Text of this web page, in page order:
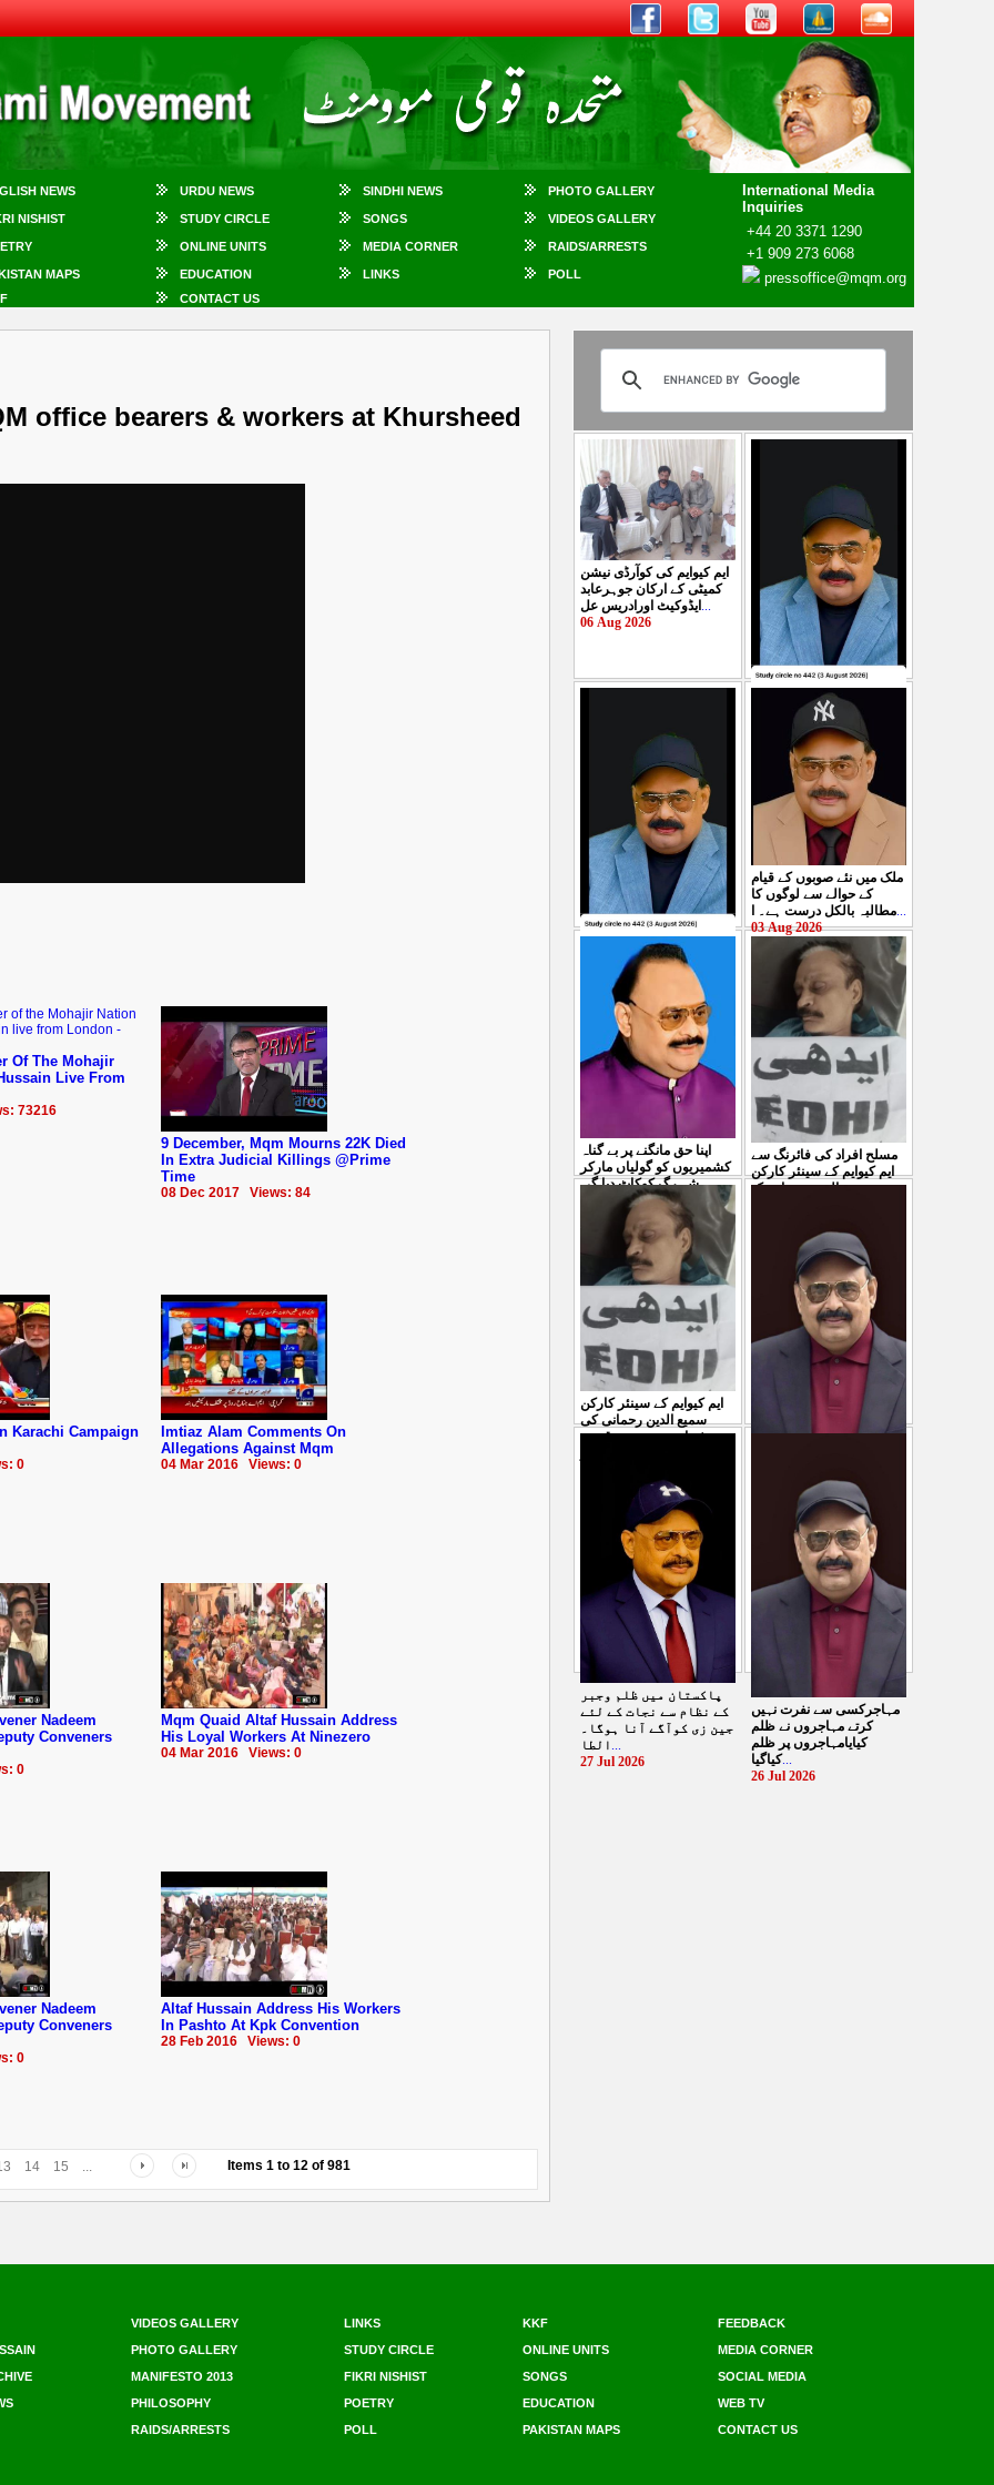
NEWS URDU NEWS SINDHI NEWS PHOTO GALLERY
International Media
Inquiries
+44 20 3371 1290
+1 909 273 6068
pressoffice@mqm.org
NISHIST STUDY CIRCLE SONGS VIDEOS GALLERY
ONLINE UNITS MEDIA CORNER RAIDS/ARRESTS
MAPS EDUCATION LINKS
POLL
CONTACT US
office bearers & workers at Khursheed
Of The Mohajir
Live From
73216
9 December, Mqm Mourns 22K Died
In Extra Judicial Killings @Prime
Time
08 Dec 2017 Views: 84
Karachi Campaign
0
Imtiaz Alam Comments On
Allegations Against Mqm
04 Mar 2016 Views: 0
Nadeem
Conveners
0
Mqm Quaid Altaf Hussain Address
His Loyal Workers At Ninezero
04 Mar 2016 Views: 0
Nadeem
Conveners
0
Altaf Hussain Address His Workers
In Pashto At Kpk Convention
28 Feb 2016 Views: 0
14 15 ... Items 1 to 12 of 981
ایم کیوایم کی کوآرڈی نیشن
کمیٹی کے ارکان جوہرعابد
ایڈوکیٹ اورادریس عل...
06 Aug 2026
حکومت پاکستان کی جانب
سے آزادکشمیرالیکشن کی
صحیح رپورٹنگ کرنے والے
05 Aug 2026
کشمیرکا کونہ کونہ لہو
لہو ہے لیکن حکومت کواس
کی کوئی پرواہ نہیں ہے
04 Aug 2026
ملک میں نئے صوبوں کے قیام
کے حوالے سے لوگوں کا
مطالبہ بالکل درست ہے۔ ا...
03 Aug 2026
اپنا حق مانگنے پر بے گناہ
کشمیریوں کو گولیاں مارکر
شہ رگ کوکاٹ دیا گی...
31 Jul 2026
مسلح افراد کی فائرنگ سے
ایم کیوایم کے سینئر کارکن
سمیع الدین رحمانی ک...
ایم کیوایم کے سینئر کارکن
سمیع الدین رحمانی کی
شہادت پر متحدہ قومی
سے ہولی کھیلنابند کی جائے،
الطاف حسین...
29 Jul 2026
پاکستان میں ظلم وجبر
کے نظام سے نجات کے لئے
جین زی کوآگے آنا ہوگا۔
الطا ...
27 Jul 2026
مہاجرکسی سے نفرت نہیں
کرتے مہاجروں نے ظلم
کیایامہاجروں پر ظلم
کیاگیا...
26 Jul 2026
VIDEOS GALLERY LINKS KKF
FEEDBACK
PHOTO GALLERY STUDY CIRCLE ONLINE UNITS
MEDIA CORNER
MANIFESTO 2013 FIKRI NISHIST SONGS
SOCIAL MEDIA
PHILOSOPHY POETRY EDUCATION
WEB TV
RAIDS/ARRESTS POLL PAKISTAN MAPS CONTACT US